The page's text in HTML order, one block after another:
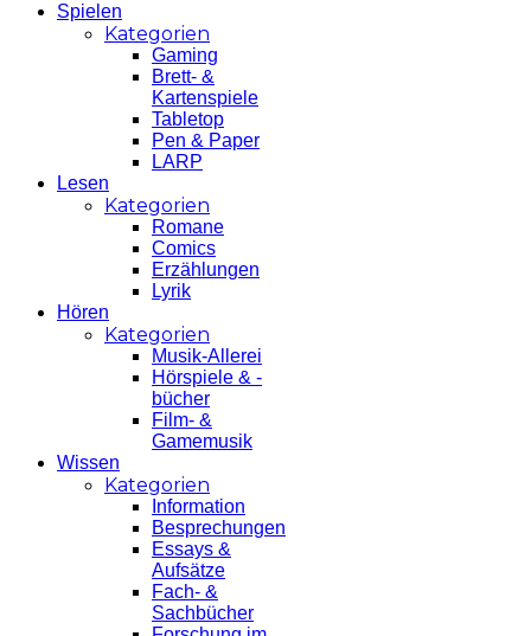
Spielen
Kategorien
Gaming
Brett- &
Kartenspiele
Tabletop
Pen & Paper
LARP
Lesen
Kategorien
Romane
Comics
Erzählungen
Lyrik
Hören
Kategorien
Musik-Allerei
Hörspiele & -
bücher
Film- &
Gamemusik
Wissen
Kategorien
Information
Besprechungen
Essays &
Aufsätze
Fach- &
Sachbücher